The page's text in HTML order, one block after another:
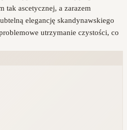
tak ascetycznej, a zarazem
elegancję skandynawskiego
utrzymanie czystości, co